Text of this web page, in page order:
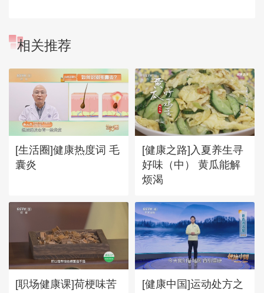
相关推荐
[生活圈]健康热度词 毛
囊炎
[健康之路]入夏养生寻
好味（中） 黄瓜能解
烦渴
[职场健康课]荷梗味苦
[健康中国]运动处方之